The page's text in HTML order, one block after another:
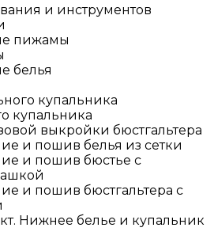
и инструментов
пижамы
белья
купальника
купальника
выкройки бюстгальтера
и пошив белья из сетки
и пошив бюстье с
и пошив бюстгальтера с
Нижнее белье и купальник